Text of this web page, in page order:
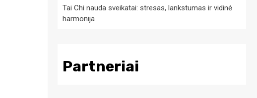
Tai Chi nauda sveikatai: stresas, lankstumas ir vidinė
harmonija
Partneriai